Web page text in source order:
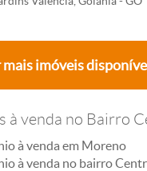
mais imóveis
à venda no Bairro
à venda em Moreno
à venda no bairro